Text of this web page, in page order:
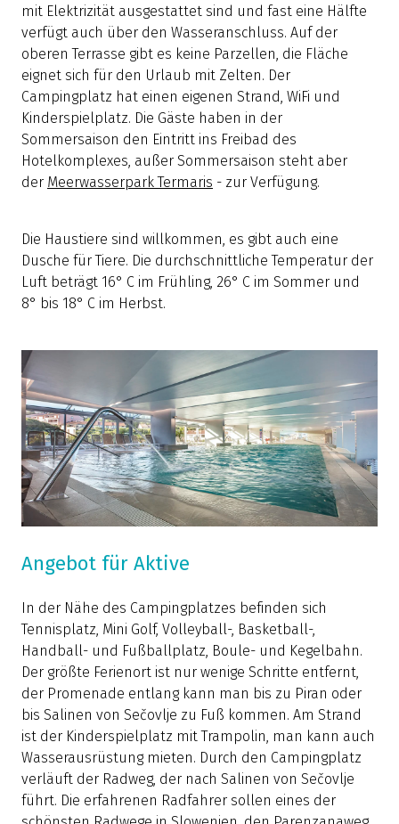
mit Elektrizität ausgestattet sind und fast eine Hälfte
verfügt auch über den Wasseranschluss. Auf der
oberen Terrasse gibt es keine Parzellen, die Fläche
eignet sich für den Urlaub mit Zelten. Der
Campingplatz hat einen eigenen Strand, WiFi und
Kinderspielplatz. Die Gäste haben in der
Sommersaison den Eintritt ins Freibad des
Hotelkomplexes, außer Sommersaison steht aber
der Meerwasserpark Termaris - zur Verfügung.
Die Haustiere sind willkommen, es gibt auch eine
Dusche für Tiere. Die durchschnittliche Temperatur der
Luft beträgt 16° C im Frühling, 26° C im Sommer und
8° bis 18° C im Herbst.
Angebot für Aktive
In der Nähe des Campingplatzes befinden sich
Tennisplatz, Mini Golf, Volleyball-, Basketball-,
Handball- und Fußballplatz, Boule- und Kegelbahn.
Der größte Ferienort ist nur wenige Schritte entfernt,
der Promenade entlang kann man bis zu Piran oder
bis Salinen von Sečovlje zu Fuß kommen. Am Strand
ist der Kinderspielplatz mit Trampolin, man kann auch
Wasserausrüstung mieten. Durch den Campingplatz
verläuft der Radweg, der nach Salinen von Sečovlje
führt. Die erfahrenen Radfahrer sollen eines der